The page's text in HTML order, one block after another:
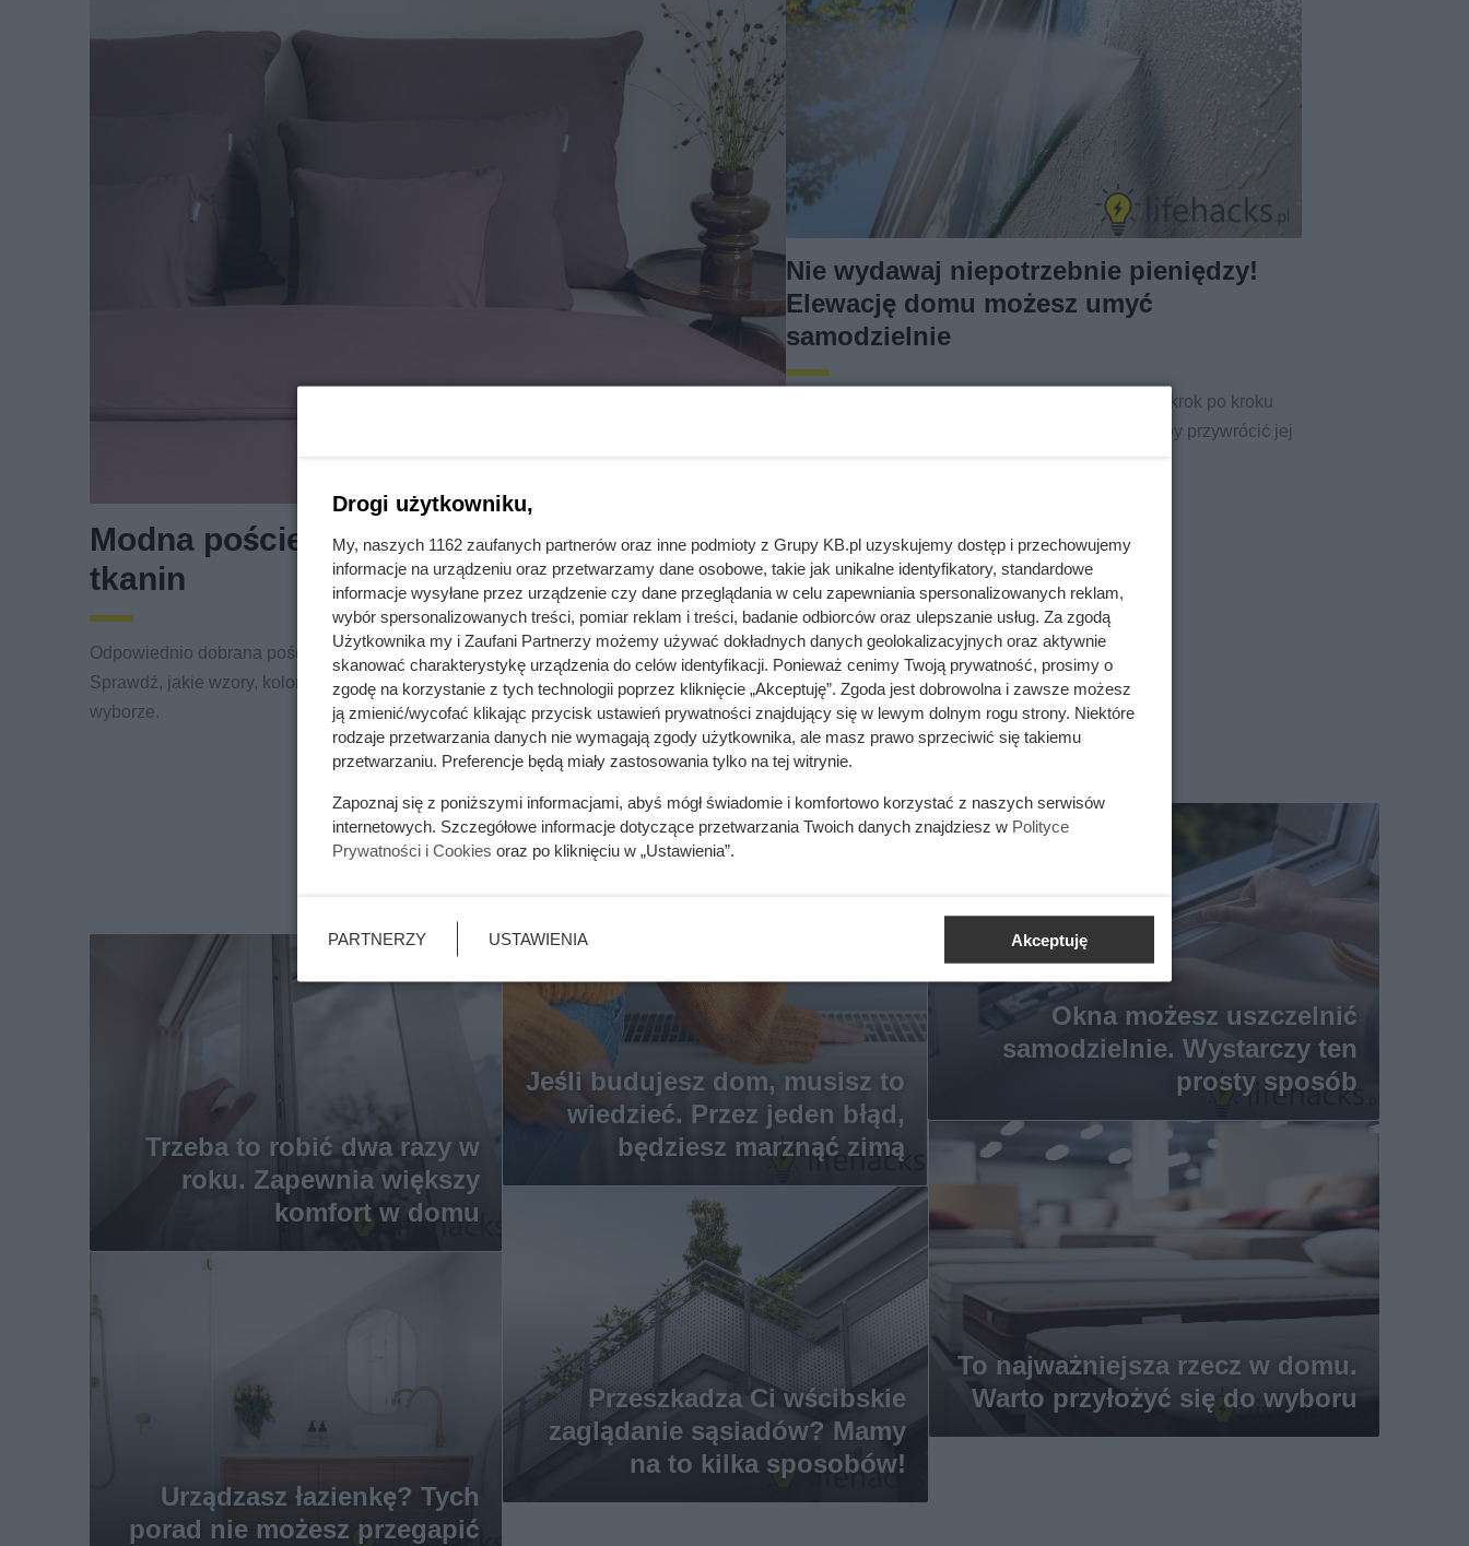
Modna pościel. Przegląd wzorów, kolorów,
tkanin
Odpowiednio dobrana pościel odmienia wygląd sypialni i wpływa na komfort snu.
Sprawdź, jakie wzory, kolory oraz tkaniny są modne i na co warto zwrócić uwagę przy
wyborze.
Nie wydawaj niepotrzebnie pieniędzy!
Elewację domu możesz umyć
samodzielnie
Mycie elewacji nie musi być trudne! Sprawdź, jak krok po kroku
wyczyścić elewację domu i jakich środków użyć, by przywrócić jej
Trzeba to robić dwa razy w
roku. Zapewnia większy
komfort w domu
Jeśli budujesz dom, musisz to
wiedzieć. Przez jeden błąd,
będziesz marznąć zimą
Okna możesz uszczelnić
samodzielnie. Wystarczy ten
prosty sposób
Urządzasz łazienkę? Tych
porad nie możesz przegapić
Przeszkadza Ci wścibskie
zaglądanie sąsiadów? Mamy
na to kilka sposobów!
To najważniejsza rzecz w domu.
Warto przyłożyć się do wyboru
Drogi użytkowniku,
My, naszych 1162 zaufanych partnerów oraz inne podmioty z Grupy KB.pl uzyskujemy dostęp i przechowujemy
informacje na urządzeniu oraz przetwarzamy dane osobowe, takie jak unikalne identyfikatory, standardowe
informacje wysyłane przez urządzenie czy dane przeglądania w celu zapewniania spersonalizowanych reklam,
wybór spersonalizowanych treści, pomiar reklam i treści, badanie odbiorców oraz ulepszanie usług. Za zgodą
Użytkownika my i Zaufani Partnerzy możemy używać dokładnych danych geolokalizacyjnych oraz aktywnie
skanować charakterystykę urządzenia do celów identyfikacji. Ponieważ cenimy Twoją prywatność, prosimy o
zgodę na korzystanie z tych technologii poprzez kliknięcie „Akceptuję”. Zgoda jest dobrowolna i zawsze możesz
ją zmienić/wycofać klikając przycisk ustawień prywatności znajdujący się w lewym dolnym rogu strony. Niektóre
rodzaje przetwarzania danych nie wymagają zgody użytkownika, ale masz prawo sprzeciwić się takiemu
przetwarzaniu. Preferencje będą miały zastosowania tylko na tej witrynie.
Zapoznaj się z poniższymi informacjami, abyś mógł świadomie i komfortowo korzystać z naszych serwisów
internetowych. Szczegółowe informacje dotyczące przetwarzania Twoich danych znajdziesz w Polityce
Prywatności i Cookies oraz po kliknięciu w „Ustawienia”.
PARTNERZY USTAWIENIA Akceptuję